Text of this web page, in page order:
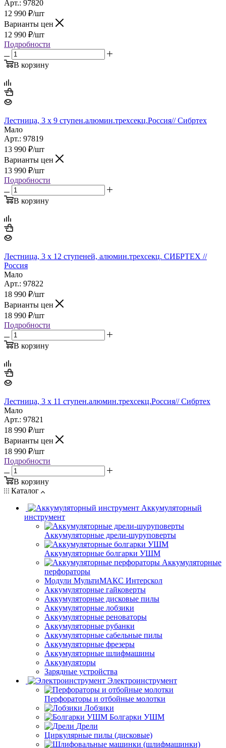
Арт.: 97820
12 990 ₽/шт
Варианты цен
12 990 ₽/шт
Подробности
В корзину
Лестница, 3 х 9 ступен.алюмин.трехсекц.Россия// Сибртех
Мало
Арт.: 97819
13 990 ₽/шт
Варианты цен
13 990 ₽/шт
Подробности
В корзину
Лестница, 3 х 12 ступеней, алюмин.трехсекц. СИБРТЕХ //
Pоссия
Мало
Арт.: 97822
18 990 ₽/шт
Варианты цен
18 990 ₽/шт
Подробности
В корзину
Лестница, 3 х 11 ступен.алюмин.трехсекц.Россия// Сибртех
Мало
Арт.: 97821
18 990 ₽/шт
Варианты цен
18 990 ₽/шт
Подробности
В корзину
Каталог
Аккумуляторный
инструмент
Аккумуляторные дрели-шуруповерты
Аккумуляторные болгарки УШМ
Аккумуляторные
перфораторы
Модули МультиМАКС Интерскол
Аккумуляторные гайковерты
Аккумуляторные дисковые пилы
Аккумуляторные лобзики
Аккумуляторные реноваторы
Аккумуляторные рубанки
Аккумуляторные сабельные пилы
Аккумуляторные фрезеры
Аккумуляторные шлифмашины
Аккумуляторы
Зарядные устройства
Электроинструмент
Перфораторы и отбойные молотки
Лобзики
Болгарки УШМ
Дрели
Циркулярные пилы (дисковые)